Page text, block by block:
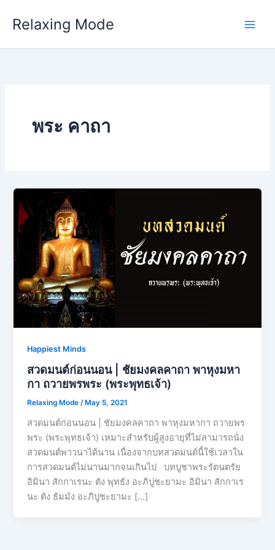
Relaxing Mode
พระ คาถา
Happiest Minds
สวดมนต์ก่อนนอน | ชัยมงคลคาถา พาหุงมหา
กา ถวายพรพระ (พระพุทธเจ้า)
Relaxing Mode/ May 5, 2021
สวดมนต์ก่อนนอน | ชัยมงคลคาถา พาหุงมหากา ถวายพร
พระ (พระพุทธเจ้า) เหมาะสำหรับผู้สูงอายุที่ไม่สามารถนั่ง
สวดมนต์พาวนาได้นาน เนื่องจากบทสวดมนต์นี้ใช้เวลาใน
การสวดมนต์ไม่นานมากจนเกินไป บทบูชาพระรัตนตรัย
อิมินา สักกาเรนะ ตัง พุทธัง อะภิปูชะยามะ อิมินา สักกาเร
นะ ตัง ธัมมัง อะภิปูชะยามะ […]